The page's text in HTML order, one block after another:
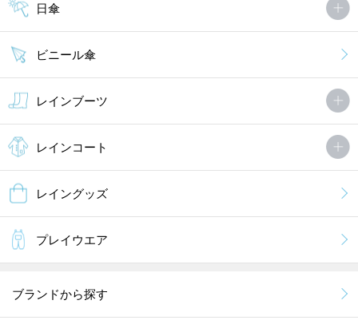
日傘
ビニール傘
レインブーツ
レインコート
レイングッズ
プレイウエア
ブランドから探す